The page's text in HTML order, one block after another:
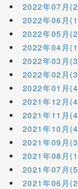
2022年07月
2022年06月
2022年05月
2022年04月
2022年03月
2022年02月
2022年01月
2021年12月
2021年11月
2021年10月
2021年09月
2021年08月
2021年07月
2021年06月